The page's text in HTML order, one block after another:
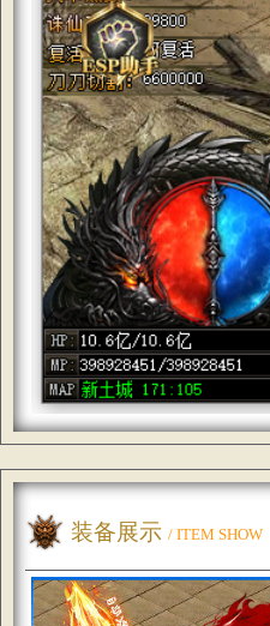
装备展示 / ITEM SHOW